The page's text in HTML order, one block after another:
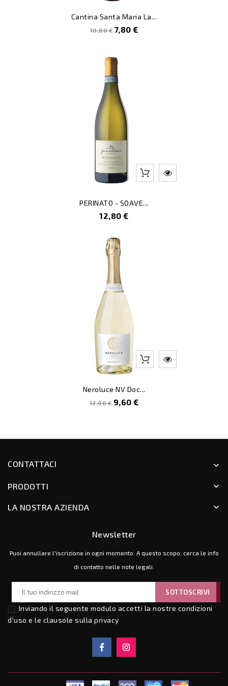
Cantina Santa Maria La...
Prezzo
10,00 € Prezzo
7,80 €
PERINATO - SOAVE...
Prezzo
12,80 €
Neroluce NV Doc...
Prezzo
12,00 € Prezzo
9,60 €
CONTATTACI keyboard_arrow_down
PRODOTTI keyboard_arrow_down
LA NOSTRA AZIENDA keyboard_arrow_down
Newsletter
Puoi annullare l'iscrizione in ogni momento. A questo scopo, cerca le info
di contatto nelle note legali.
Inviando il seguente modulo accetti la nostre condizioni
d'uso e le clausole sulla privacy